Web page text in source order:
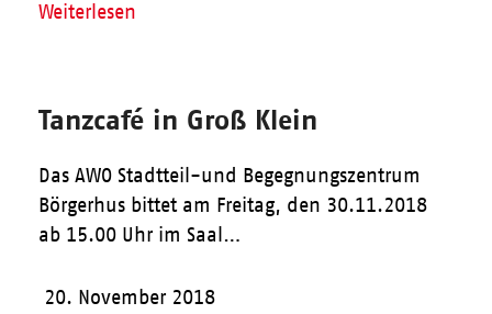
Weiterlesen
Tanzcafé in Groß Klein
Das AWO Stadtteil-und Begegnungszentrum
Börgerhus bittet am Freitag, den 30.11.2018
ab 15.00 Uhr im Saal…
20. November 2018